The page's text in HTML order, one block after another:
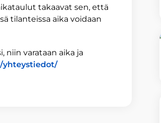
takaavat sen, että
tilanteissa aika voidaan
niin varataan aika ja
yhteystiedot/